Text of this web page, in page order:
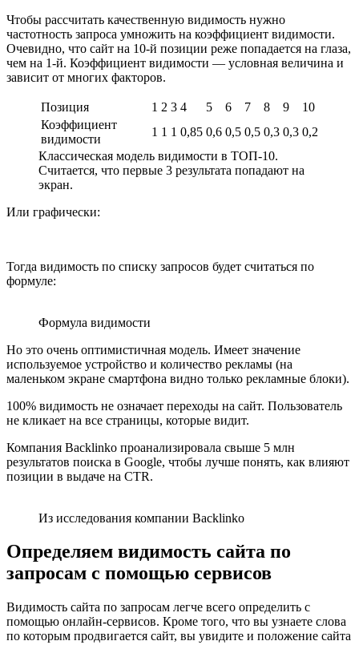
Чтобы рассчитать качественную видимость нужно
частотность запроса умножить на коэффициент видимости.
Очевидно, что сайт на 10-й позиции реже попадается на глаза,
чем на 1-й. Коэффициент видимости — условная величина и
зависит от многих факторов.
Позиция 1 2 3 4 5 6 7 8 9
10
Коэффициент
видимости
1 1 1 0,85 0,6 0,5 0,5 0,3 0,3 0,2
Классическая модель видимости в ТОП-10.
Считается, что первые 3 результата попадают на
экран.
Или графически:
Тогда видимость по списку запросов будет считаться по
формуле:
Формула видимости
Но это очень оптимистичная модель. Имеет значение
используемое устройство и количество рекламы (на
маленьком экране смартфона видно только рекламные блоки).
100% видимость не означает переходы на сайт. Пользователь
не кликает на все страницы, которые видит.
Компания Backlinko проанализировала свыше 5 млн
результатов поиска в Google, чтобы лучше понять, как влияют
позиции в выдаче на CTR.
Из исследования компании Backlinko
Определяем видимость сайта по
запросам с помощью сервисов
Видимость сайта по запросам легче всего определить с
помощью онлайн-сервисов. Кроме того, что вы узнаете слова
по которым продвигается сайт, вы увидите и положение сайта